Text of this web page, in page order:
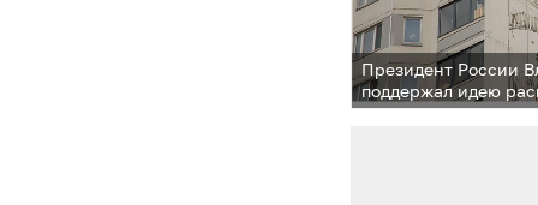
Президент России
поддержал идею
одинцовского